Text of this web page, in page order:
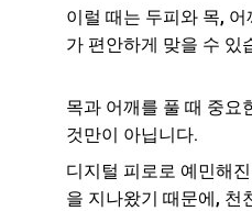
이럴 때는 두피와 목,
가 편안하게 맞을 수 있
목과 어깨를 풀 때 중요
것만이 아닙니다.
디지털 피로로 예민해
을 지나왔기 때문에, 천